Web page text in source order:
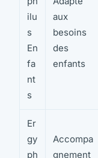
ilu
s
En
fa
nt
s
aux
besoins
des
enfants
Er
gy
ph
Accompa
gnement